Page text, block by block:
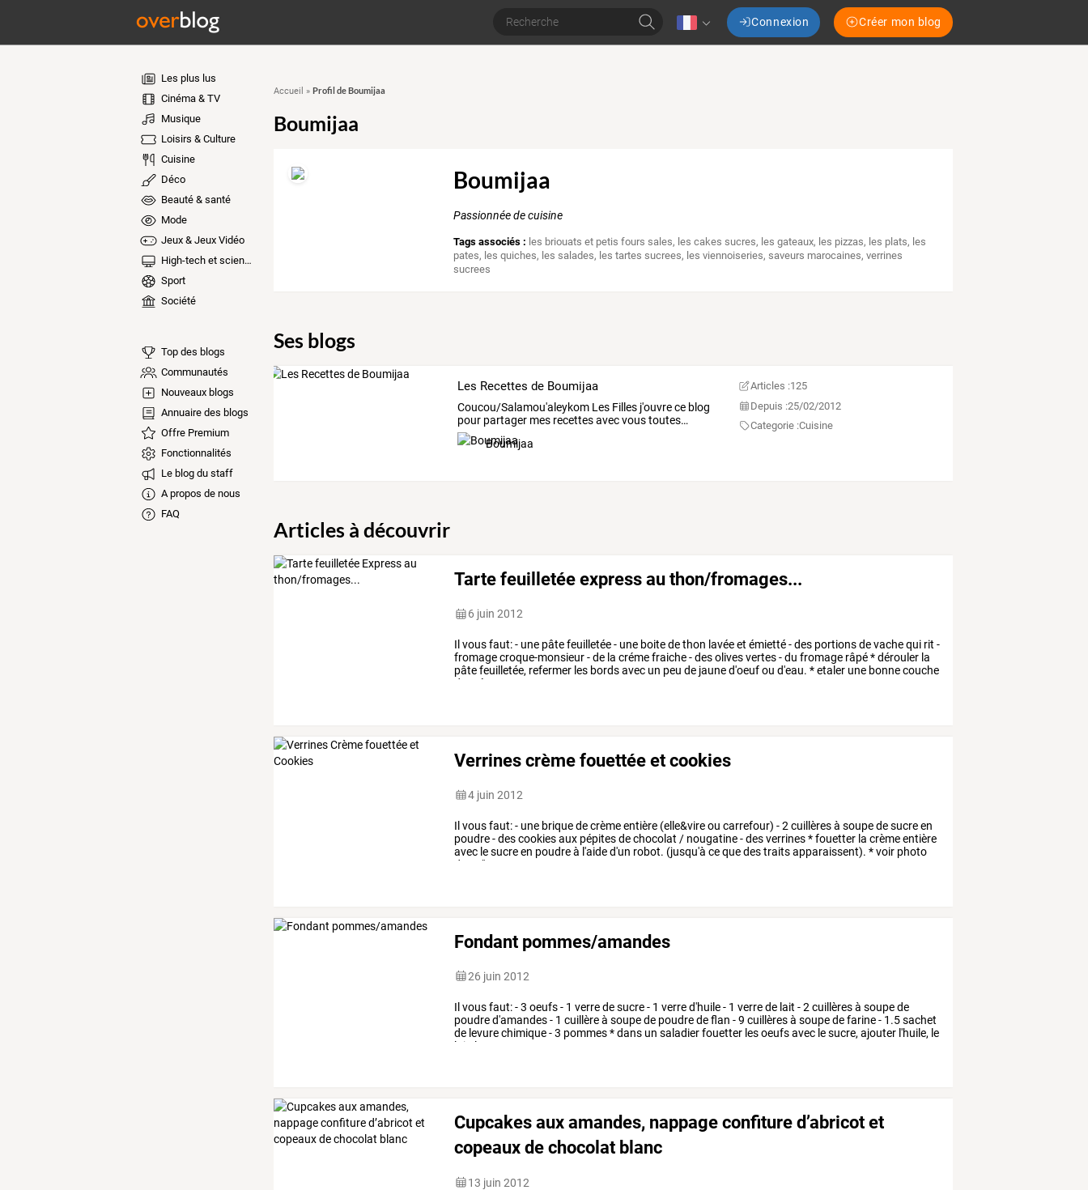
Connexion Créer mon blog
Les plus lus
Cinéma & TV
Musique
Loisirs & Culture
Cuisine
Déco
Beauté & santé
Mode
Jeux & Jeux Vidéo
High-tech et sciences
Sport
Société
Top des blogs
Communautés
Nouveaux blogs
Annuaire des blogs
Offre Premium
Fonctionnalités
Le blog du staff
A propos de nous
FAQ
Accueil » Profil de Boumijaa
Boumijaa
Boumijaa
Passionnée de cuisine
Tags associés : les briouats et petis fours sales, les cakes sucres, les gateaux, les pizzas, les plats, les
pates, les quiches, les salades, les tartes sucrees, les viennoiseries,saveurs marocaines,verrines
sucrees
Ses blogs
Les Recettes de Boumijaa
Coucou/Salamou'aleykomLesFillesj'ouvreceblog
pourpartagermesrecettesavecvoustoutes…
Boumijaa
Articles :125
Depuis :25/02/2012
Categorie :Cuisine
Articles à découvrir
Tarte feuilletée express au thon/fromages...
6 juin 2012
Il vousfaut:- une pâtefeuilletée- une boitedethon lavéeet émietté-des portionsdevachequi rit -
fromagecroque-monsieur-de la crémefraiche-desolivesvertes-du fromage râpé*dérouler la
pâtefeuilletée, refermer les bordsavec un peu de jauned'oeufou d'eau. *etaler une bonnecouche
de
créme
Verrines crème fouettée et cookies
4 juin 2012
Il vousfaut:- une briquedecrèmeentière (elle&vireou carrefour) -2 cuillèresà soupedesucreen
poudre-descookiesaux pépitesdechocolat / nougatine-desverrines*fouetter la crèmeentière
avec lesucreen poudreà l'aided'un robot. (jusqu'à cequedestraitsapparaissent). *voir photo
dans
"recettes
Fondant pommes/amandes
26 juin 2012
Il vousfaut:-3 oeufs- 1 verredesucre- 1 verred'huile- 1 verrede lait -2 cuillèresà soupede
poudred'amandes- 1 cuillèreà soupede poudredeflan -9 cuillèresà soupedefarine- 1.5sachet
de levurechimique-3 pommes*dans un saladierfouetter lesoeufsavec lesucre, ajouter l'huile, le
lait,
la
Cupcakes aux amandes, nappage confiture d’abricot et
copeaux de chocolat blanc
13 juin 2012